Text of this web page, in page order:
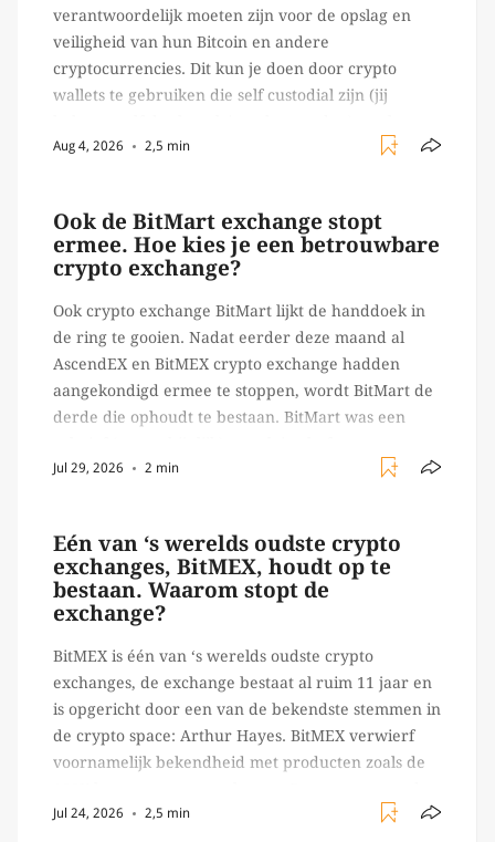
verantwoordelijk moeten zijn voor de opslag en
veiligheid van hun Bitcoin en andere
cryptocurrencies. Dit kun je doen door crypto
wallets te gebruiken die self custodial zijn (jij
Ledger of Trezor bijvoorbeeld. Echter, op 29 juli
Aug 4, 2026 2,5 min
Ook de BitMart exchange stopt
ermee. Hoe kies je een betrouwbare
crypto exchange?
Ook crypto exchange BitMart lijkt de handdoek in
de ring te gooien. Nadat eerder deze maand al
AscendEX en BitMEX crypto exchange hadden
aangekondigd ermee te stoppen, wordt BitMart de
derde die ophoudt te bestaan. BitMart was een
crypto handelaren terecht konden om te handelen
Jul 29, 2026 2 min
Eén van ‘s werelds oudste crypto
exchanges, BitMEX, houdt op te
bestaan. Waarom stopt de
exchange?
BitMEX is één van ‘s werelds oudste crypto
exchanges, de exchange bestaat al ruim 11 jaar en
is opgericht door een van de bekendste stemmen in
de crypto space: Arthur Hayes. BitMEX verwierf
voornamelijk bekendheid met producten zoals de
exchange vooral bekend om het brede aanbod in
Jul 24, 2026 2,5 min